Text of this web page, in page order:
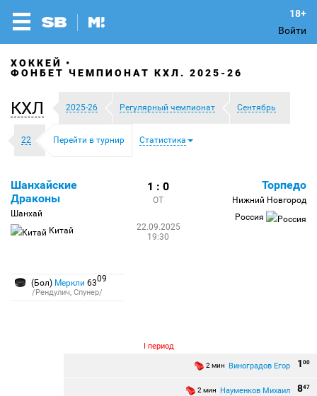
Войти
ХОККЕЙ
ФОНБЕТ ЧЕМПИОНАТ КХЛ. 2025-26
КХЛ 2025-26 Регулярный чемпионат Сентябрь
22 Перейти в турнир Статистика
Шанхайские
Драконы
Шанхай
Китай
1 : 0
ОТ
22.09.2025
19:30
Торпедо
Нижний Новгород
Россия
(Бол) Меркли 6309
/Рендулич, Спунер/
I период
1 00
2 мин Виноградов Егор
847
2 мин Науменков Михаил